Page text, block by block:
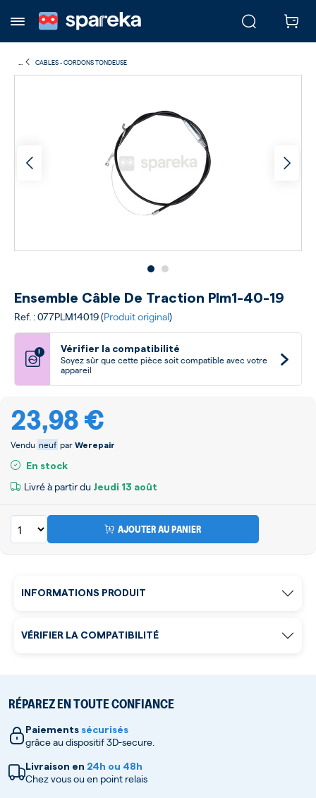
CABLES - CORDONS TONDEUSE
Ensemble Câble De Traction Plm1-40-19
Ref. : 077PLM14019 (Produit original)
! Vérifier la compatibilité
Soyez sûr que cette pièce soit compatible avec votre
appareil
23,98 €
Vendu neuf par Werepair
En stock
Livré à partir du Jeudi 13 août
AJOUTER AU PANIER
INFORMATIONS PRODUIT
RÉPAREZ EN TOUTE CONFIANCE
Paiements sécurisés
grâce au dispositif 3D-secure.
Livraison en 24h ou 48h
Chez vous ou en point relais
VÉRIFIER LA COMPATIBILITÉ